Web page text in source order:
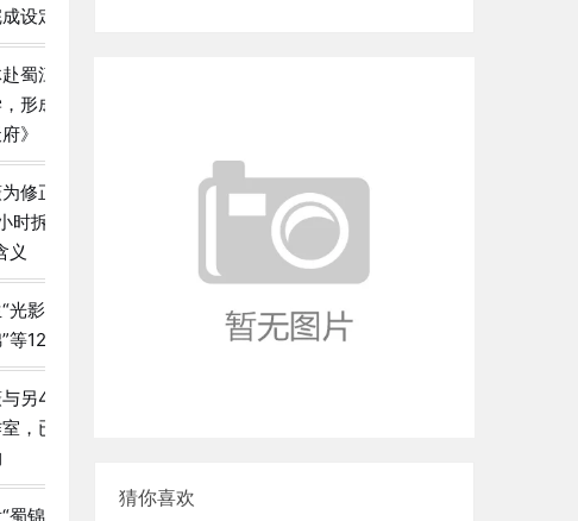
设定图案小样
蜀江锦院、成都博物馆专题
形成万字调研报告《纹样里
》
修正一段5厘米的错锦，耗
时拆解重织，深刻理解“匠
义
光影蜀锦装置”、“可穿戴智
等12个高质量跨界毕设选题
另4名同学成立“锦时”设计
，已接到本地文创品牌合作
蜀锦纹样数字基因库”原型，
猜你喜欢